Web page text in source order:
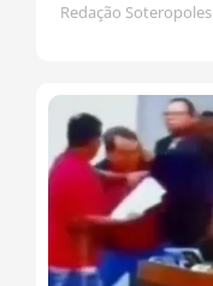
Redação Soteropoles